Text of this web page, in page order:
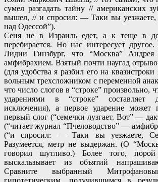
сумел разгадать тайну // американских
вышел, // и спросил: — Таки вы уезжаете,
над Одессой”).
Сеня не в Израиль едет, а к теще в
перебирается. Но нас интересует
Лидии Гинзбург, что “Москва” Андрея
амфибрахием. Взятый почти наугад
(для удобства я разбил его на
вольным трехсложником с переменной
что число слогов в “строке” произвольно,
ударениями в “строке” составляет
исключения), а первое ударение может
первый слог (“семечки лузгает. Вот” —
(“читает журнал “Пчеловодство” —
(“и спросил: — Таки вы уезжаете,
Разумеется, метр не выдержан. (О
говорил шутливо.) Более того,
выскальзывает из объятий
Сравните выбранный
гипотетическим, получившимся в